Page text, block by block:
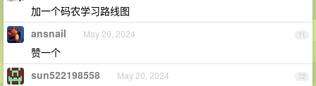
加一个码农学习路线图
71
ansnail May 20, 2024
赞一个
72
sun522198558 May 20, 2024